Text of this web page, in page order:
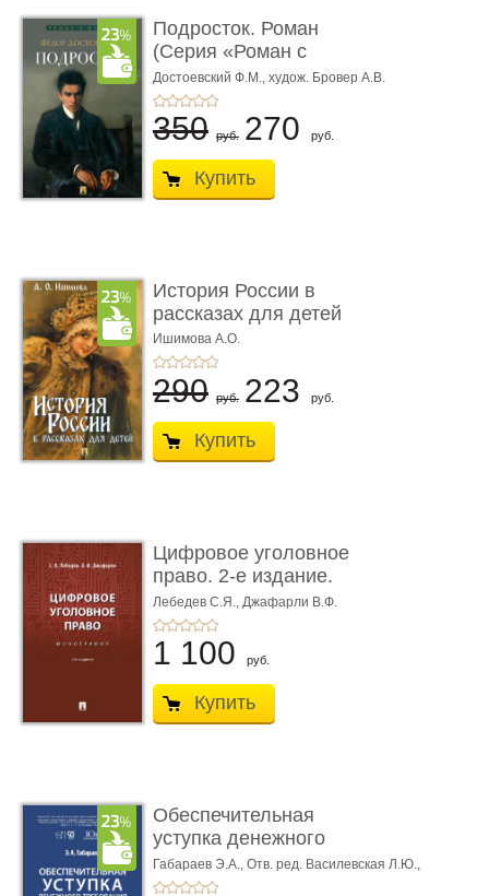
Подросток. Роман
(Серия «Роман с
книгой»)
Достоевский Ф.М., худож. Бровер А.В.
350 руб. 270 руб.
Купить
История России в
рассказах для детей
Ишимова А.О.
290 руб. 223 руб.
Купить
Цифровое уголовное
право. 2-е издание.
Монограф ...
Лебедев С.Я., Джафарли В.Ф.
1 100 руб.
Купить
Обеспечительная
уступка денежного
требования ...
Габараев Э.А., Отв. ред. Василевская Л.Ю.,
вступ. сл. Каретина М.Г.